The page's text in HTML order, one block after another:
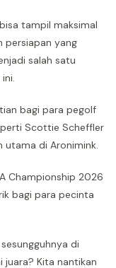
tampil maksimal
persiapan yang
salah satu
bagi para pegolf
Scottie Scheffler
utama di Aronimink.
Championship 2026
bagi para pecinta
di
juara? Kita nantikan